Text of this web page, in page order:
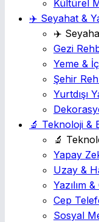
Kültürel
✈️ Seyahat &
✈️
Gezi
Yeme &
Şehir
Yurtdışı
🔬 Teknoloji &
🔬
Yapay
Uzay &
Yazılım
Cep
Sosyal